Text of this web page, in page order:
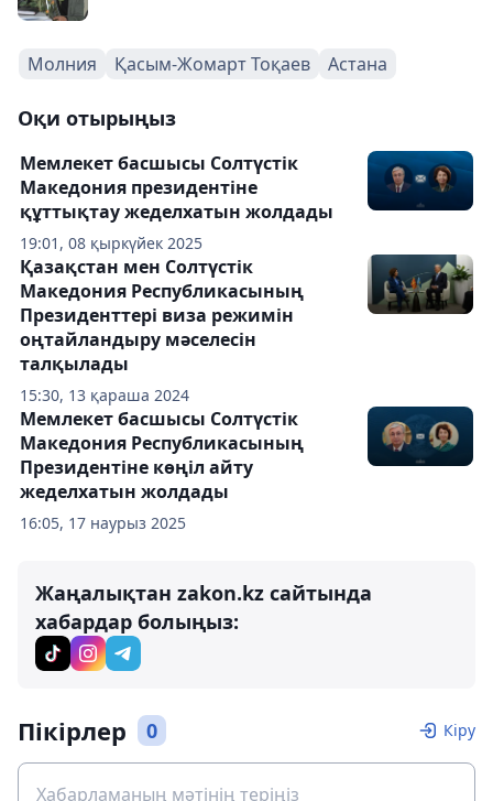
Молния Қасым-Жомарт Тоқаев Астана
Оқи отырыңыз
19:01, 08 қыркүйек 2025
Мемлекет басшысы Солтүстік
Македония президентіне
құттықтау жеделхатын жолдады
15:30, 13 қараша 2024
Қазақстан мен Солтүстік
Македония Республикасының
Президенттері виза режимін
оңтайландыру мәселесін
талқылады
16:05, 17 наурыз 2025
Мемлекет басшысы Солтүстік
Македония Республикасының
Президентіне көңіл айту
жеделхатын жолдады
Жаңалықтан zakon.kz сайтында
хабардар болыңыз:
Пікірлер 0 Кіру